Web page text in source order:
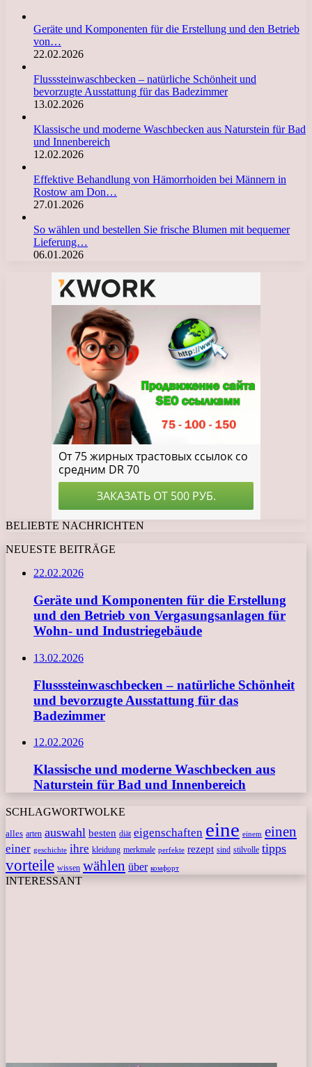
Geräte und Komponenten für die Erstellung und den Betrieb
von…
22.02.2026
Flusssteinwaschbecken – natürliche Schönheit und
bevorzugte Ausstattung für das Badezimmer
13.02.2026
Klassische und moderne Waschbecken aus Naturstein für Bad
und Innenbereich
12.02.2026
Effektive Behandlung von Hämorrhoiden bei Männern in
Rostow am Don…
27.01.2026
So wählen und bestellen Sie frische Blumen mit bequemer
Lieferung…
06.01.2026
BELIEBTE NACHRICHTEN
NEUESTE BEITRÄGE
22.02.2026
Geräte und Komponenten für die Erstellung
und den Betrieb von Vergasungsanlagen für
Wohn- und Industriegebäude
13.02.2026
Flusssteinwaschbecken – natürliche Schönheit
und bevorzugte Ausstattung für das
Badezimmer
12.02.2026
Klassische und moderne Waschbecken aus
Naturstein für Bad und Innenbereich
SCHLAGWORTWOLKE
alles arten auswahl besten diät eigenschaften eine einem einen
einer geschichte ihre kleidung merkmale perfekte rezept sind stilvolle tipps
vorteile wissen wählen über комфорт
INTERESSANT